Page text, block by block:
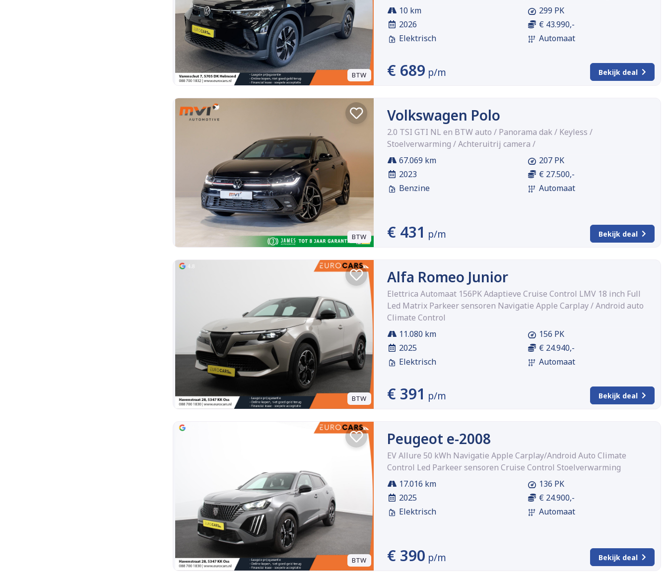
BTW
10 km
2026
Elektrisch
299 PK
€ 43.990,-
Automaat
€ 689 p/m Bekijk deal
BTW
Volkswagen Polo
2.0 TSI GTI NL en BTW auto / Panorama dak / Keyless /
Stoelverwarming / Achteruitrij camera /
67.069 km
2023
Benzine
207 PK
€ 27.500,-
Automaat
€ 431 p/m Bekijk deal
BTW
Alfa Romeo Junior
Elettrica Automaat 156PK Adaptieve Cruise Control LMV 18 inch Full
Led Matrix Parkeer sensoren Navigatie Apple Carplay / Android auto
Climate Control
11.080 km
2025
Elektrisch
156 PK
€ 24.940,-
Automaat
€ 391 p/m Bekijk deal
BTW
Peugeot e-2008
EV Allure 50 kWh Navigatie Apple Carplay/Android Auto Climate
Control Led Parkeer sensoren Cruise Control Stoelverwarming
17.016 km
2025
Elektrisch
136 PK
€ 24.900,-
Automaat
€ 390 p/m Bekijk deal